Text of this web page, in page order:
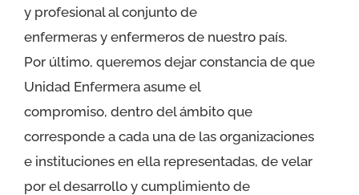
y profesional al conjunto de
enfermeras y enfermeros de nuestro país.
Por último, queremos dejar constancia de que
Unidad Enfermera asume el
compromiso, dentro del ámbito que
corresponde a cada una de las organizaciones
e instituciones en ella representadas, de velar
por el desarrollo y cumplimiento de